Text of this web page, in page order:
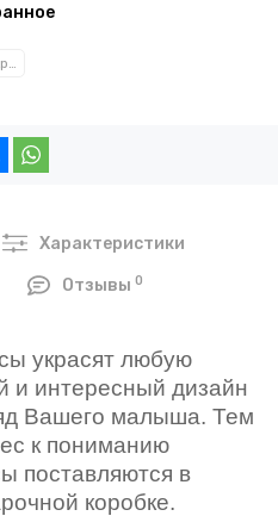
Характеристики
Отзывы 0
украсят любую
и интересный дизайн
Вашего малыша. Тем
к пониманию
поставляются в
коробке.